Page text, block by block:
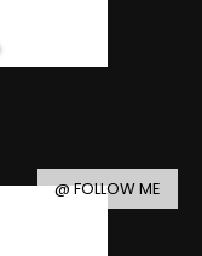
@ FOLLOW ME